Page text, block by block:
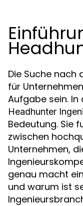
Die Suche nach
für
Aufgabe sein.
Headhunter
Bedeutung. Sie
zwischen
Unternehmen,
genau macht
und warum ist